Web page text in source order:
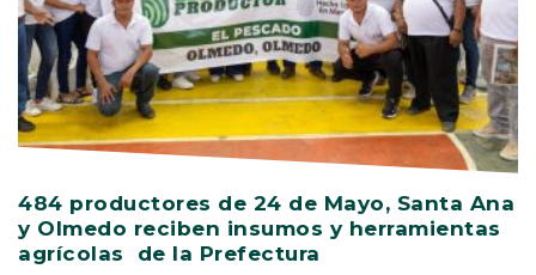
484 productores de 24 de Mayo, Santa Ana
y Olmedo reciben insumos y herramientas
agrícolas de la Prefectura